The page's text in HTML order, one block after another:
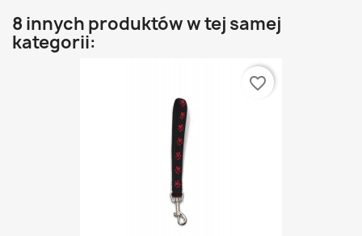
8 innych produktów w tej samej
kategorii:
favorite_border